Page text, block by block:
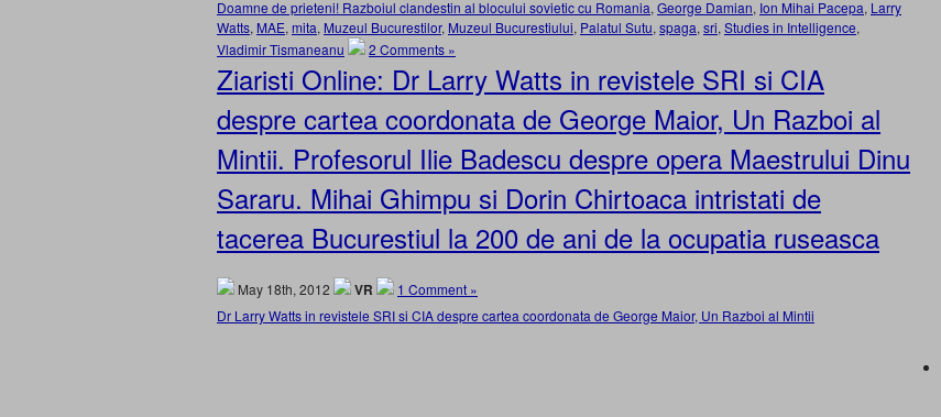
Doamne de prieteni! Razboiul clandestin al blocului sovietic cu Romania, George Damian, Ion Mihai Pacepa, Larry
Watts, MAE, mita, Muzeul Bucurestilor, Muzeul Bucurestiului, Palatul Sutu, spaga, sri, Studies in Intelligence,
Vladimir Tismaneanu
2 Comments »
Ziaristi Online: Dr Larry Watts in revistele SRI si CIA
despre cartea coordonata de George Maior, Un Razboi al
Mintii. Profesorul Ilie Badescu despre opera Maestrului Dinu
Sararu. Mihai Ghimpu si Dorin Chirtoaca intristati de
tacerea Bucurestiul la 200 de ani de la ocupatia ruseasca
May 18th, 2012 VR
1 Comment »
Dr Larry Watts in revistele SRI si CIA despre cartea coordonata de George Maior, Un Razboi al Mintii